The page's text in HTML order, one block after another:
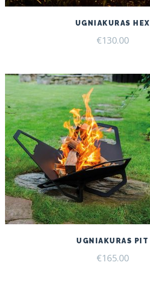
UGNIAKURAS HEX
€130.00
UGNIAKURAS PIT
€165.00